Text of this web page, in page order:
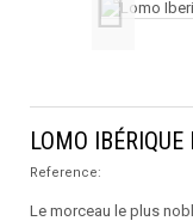
LOMO IBÉRIQUE
Reference:
Le morceau le plus